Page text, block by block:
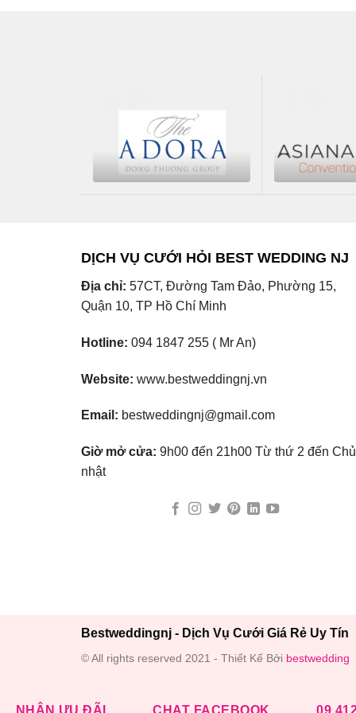
DỊCH VỤ CƯỚI HỎI BEST WEDDING NJ
Địa chỉ: 57CT, Đường Tam Đảo, Phường 15,
Quận 10, TP Hồ Chí Minh
Hotline: 094 1847 255 ( Mr An)
Website: www.bestweddingnj.vn
Email: bestweddingnj@gmail.com
Giờ mở cửa: 9h00 đến 21h00 Từ thứ 2 đến Chủ
nhật
Bestweddingnj - Dịch Vụ Cưới Giá Rẻ Uy Tín
© All rights reserved 2021 - Thiết Kế Bởi bestwedding